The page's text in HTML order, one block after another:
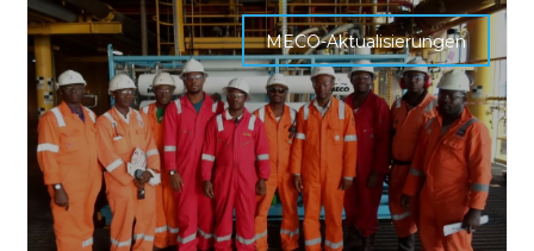
MECO-Aktualisierungen